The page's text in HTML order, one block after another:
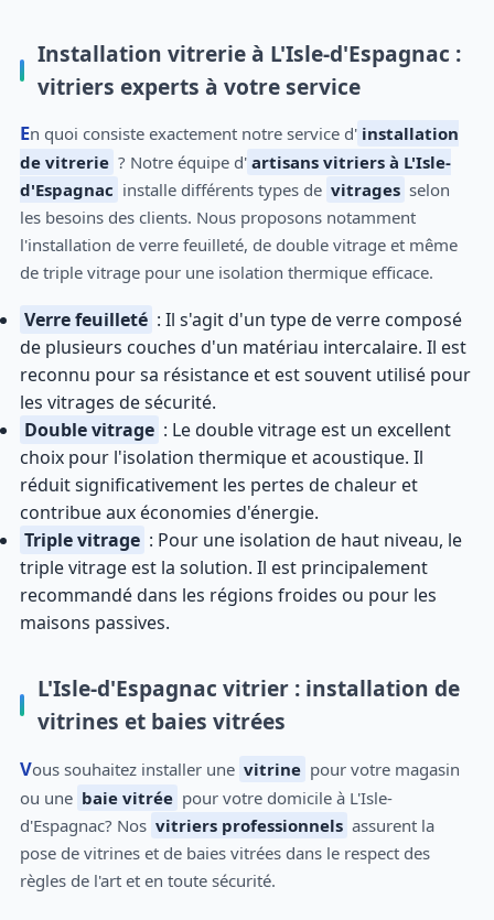
Installation vitrerie à L'Isle-d'Espagnac :
vitriers experts à votre service
En quoi consiste exactement notre service d' installation
de vitrerie ? Notre équipe d' artisans vitriers à L'Isle-
d'Espagnac installe différents types de vitrages selon
les besoins des clients. Nous proposons notamment
l'installation de verre feuilleté, de double vitrage et même
de triple vitrage pour une isolation thermique efficace.
Verre feuilleté : Il s'agit d'un type de verre composé
de plusieurs couches d'un matériau intercalaire. Il est
reconnu pour sa résistance et est souvent utilisé pour
les vitrages de sécurité.
Double vitrage : Le double vitrage est un excellent
choix pour l'isolation thermique et acoustique. Il
réduit significativement les pertes de chaleur et
contribue aux économies d'énergie.
Triple vitrage : Pour une isolation de haut niveau, le
triple vitrage est la solution. Il est principalement
recommandé dans les régions froides ou pour les
maisons passives.
L'Isle-d'Espagnac vitrier : installation de
vitrines et baies vitrées
Vous souhaitez installer une vitrine pour votre magasin
ou une baie vitrée pour votre domicile à L'Isle-
d'Espagnac? Nos vitriers professionnels assurent la
pose de vitrines et de baies vitrées dans le respect des
règles de l'art et en toute sécurité.